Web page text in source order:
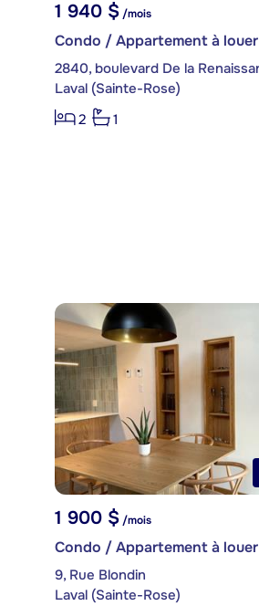
1 940 $/mois
Condo / Appartement à louer
Laval (Sainte-Rose)
2
1
1 900 $/mois
Condo / Appartement à louer
9, Rue Blondin
Laval (Sainte-Rose)